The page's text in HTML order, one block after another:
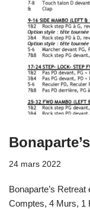
24 mars 2022
Bonaparte’s
Comptes, 4 Murs, 1